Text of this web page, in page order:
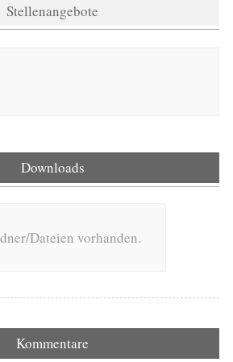
Stellenangebote
Downloads
Dateien vorhanden.
Kommentare